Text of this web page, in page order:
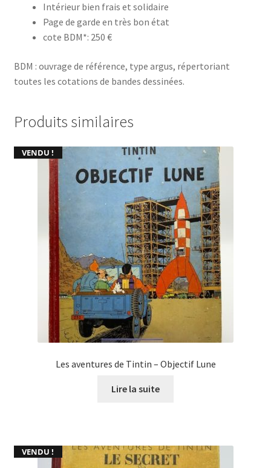
Intérieur bien frais et solidaire
Page de garde en très bon état
cote BDM*: 250 €
BDM : ouvrage de référence, type argus, répertoriant
toutes les cotations de bandes dessinées.
Produits similaires
VENDU !
Les aventures de Tintin – Objectif Lune
Lire la suite
VENDU !